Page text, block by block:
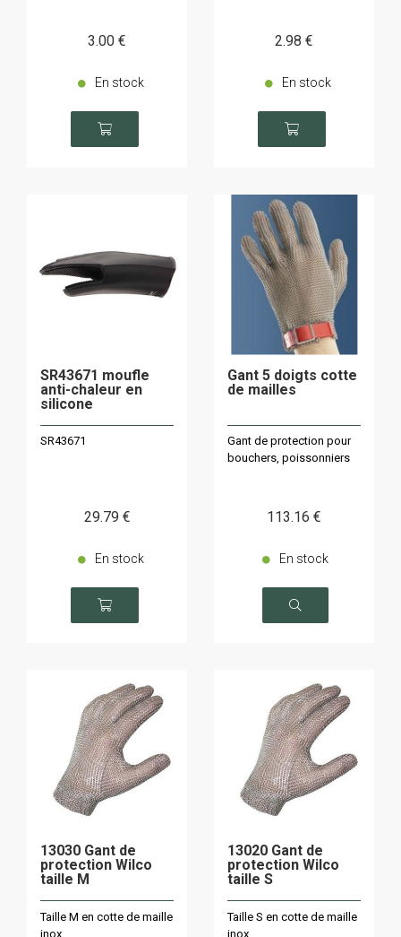
3.00 €
En stock
2.98 €
En stock
SR43671 moufle
anti-chaleur en
silicone
SR43671
29.79 €
En stock
Gant 5 doigts cotte
de mailles
Gant de protection pour
bouchers, poissonniers
113.16 €
En stock
13030 Gant de
protection Wilco
taille M
Taille M en cotte de maille
inox
13020 Gant de
protection Wilco
taille S
Taille S en cotte de maille
inox